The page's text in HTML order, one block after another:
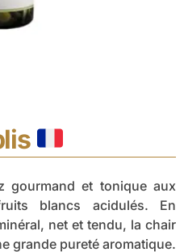
gourmand et tonique aux
blancs acidulés. En
net et tendu, la chair
grande pureté aromatique.